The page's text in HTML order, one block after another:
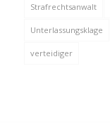
Strafrechtsanwalt
Unterlassungsklage
verteidiger